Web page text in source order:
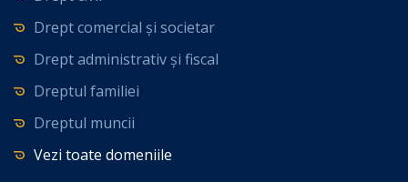
Drept comercial și societar
Drept administrativ și fiscal
Dreptul familiei
Dreptul muncii
Vezi toate domeniile